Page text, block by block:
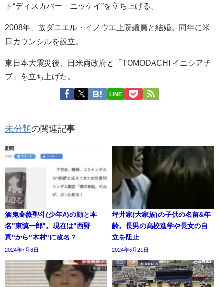
ト“ディスカバー・ニッケイ”を立ち上げる。
2008年、故ダニエル・イノウエ上院議員と結婚。同年に米
日カウンシルを設立。
東日本大震災後、日米両政府と「TOMODACHI イニシアチ
ブ」を立ち上げた。
LINE
未分類の関連記事
酒鬼薔薇聖斗(少年A)の顔と本
名"東慎一郎"。現在は"西野
真"から"木村"に改名？
2024年7月8日
坪井家(大家族)の子供の名前&年
齢。長男の高校進学や長女の自
立を阻止
2024年6月21日